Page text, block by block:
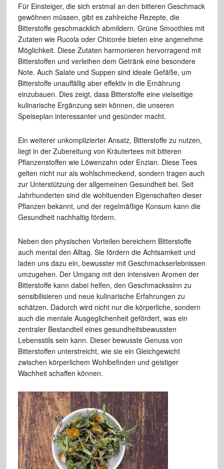
Für Einsteiger, die sich erstmal an den bitteren Geschmack
gewöhnen müssen, gibt es zahlreiche Rezepte, die
Bitterstoffe geschmacklich abmildern. Grüne Smoothies mit
Zutaten wie Rucola oder Chicorée bieten eine angenehme
Möglichkeit. Diese Zutaten harmonieren hervorragend mit
Bitterstoffen und verleihen dem Getränk eine besondere
Note. Auch Salate und Suppen sind ideale Gefäße, um
Bitterstoffe unauffällig aber effektiv in die Ernährung
einzubauen. Dies zeigt, dass Bitterstoffe eine vielseitige
kulinarische Ergänzung sein können, die unseren
Speiseplan interessanter und gesünder macht.
Ein weiterer unkomplizierter Ansatz, Bitterstoffe zu nutzen,
liegt in der Zubereitung von Kräutertees mit bitteren
Pflanzenstoffen wie Löwenzahn oder Enzian. Diese Tees
gelten nicht nur als wohlschmeckend, sondern tragen auch
zur Unterstützung der allgemeinen Gesundheit bei. Seit
Jahrhunderten sind die wohltuenden Eigenschaften dieser
Pflanzen bekannt, und der regelmäßige Konsum kann die
Gesundheit nachhaltig fördern.
Neben den physischen Vorteilen bereichern Bitterstoffe
auch mental den Alltag. Sie fördern die Achtsamkeit und
laden uns dazu ein, bewusster mit Geschmackserlebnissen
umzugehen. Der Umgang mit den intensiven Aromen der
Bitterstoffe kann dabei helfen, den Geschmackssinn zu
sensibilisieren und neue kulinarische Erfahrungen zu
schätzen. Dadurch wird nicht nur die körperliche, sondern
auch die mentale Ausgeglichenheit gefördert, was ein
zentraler Bestandteil eines gesundheitsbewussten
Lebensstils sein kann. Dieser bewusste Genuss von
Bitterstoffen unterstreicht, wie sie ein Gleichgewicht
zwischen körperlichem Wohlbefinden und geistiger
Wachheit schaffen können.